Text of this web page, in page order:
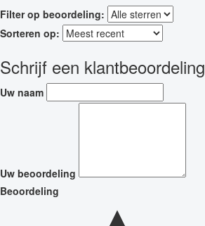
Filter op beoordeling:
Sorteren op:
Schrijf een klantbeoordeling
Uw naam
Uw beoordeling
Beoordeling